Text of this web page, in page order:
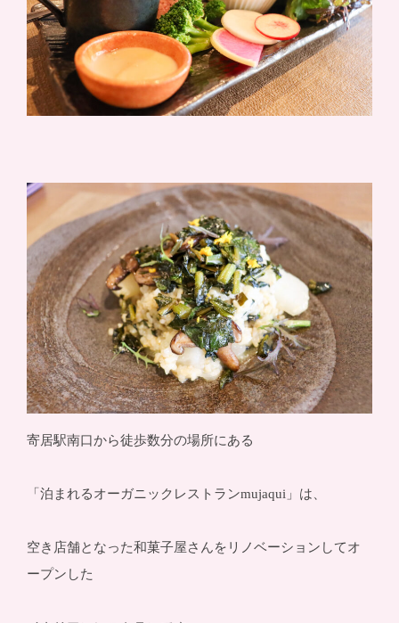
寄居駅南口から徒歩数分の場所にある
「泊まれるオーガニックレストランmujaqui」は、
空き店舗となった和菓子屋さんをリノベーションしてオ
ープンした